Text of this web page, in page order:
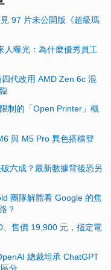
97 片未公開版《超級瑪
人曝光：為什麼優秀員工
代改用 AMD Zen 6c 混
制的「Open Printer」概
與 M5 Pro 異色搭檔登
六成？最新數據背後恐另
團隊解體看 Google 的焦
？
售價 19,900 元，指定電
總裁坦承 ChatGPT